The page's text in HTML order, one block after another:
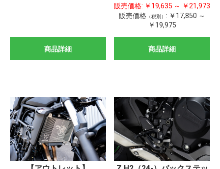
商品詳細
販売価格: ￥19,635 ～ ￥21,973
販売価格 （税別） : ￥17,850 ～
￥19,975
商品詳細